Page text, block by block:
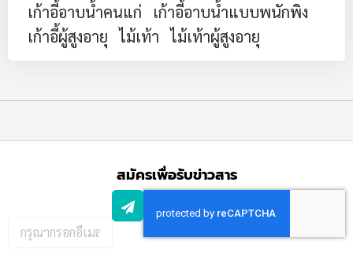
เก้าอี้อาบน้ำคนแก่
เก้าอี้อาบน้ำแบบพนักพิง
เก้าอี้ผู้สูงอายุ ไม้เท้า ไม้เท้าผู้สูงอายุ
สมัครเพื่อรับข่าวสาร
อีเมล